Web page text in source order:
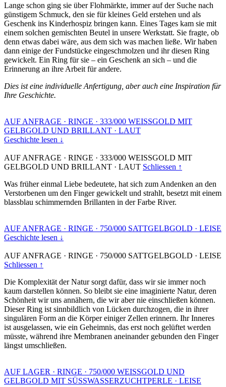
Lange schon ging sie über Flohmärkte, immer auf der Suche nach
günstigem Schmuck, den sie für kleines Geld erstehen und als
Geschenk ins Kinderhospiz bringen kann. Eines Tages kam sie mit
einem solchen gemischten Beutel in unsere Werkstatt. Sie fragte, ob
denn etwas dabei wäre, aus dem sich was machen ließe. Wir haben
dann einige der Fundstücke eingeschmolzen und ihr diesen Ring
gewickelt. Ein Ring für sie – ein Geschenk an sich – und die
Erinnerung an ihre Arbeit für andere.
Dies ist eine individuelle Anfertigung, aber auch eine Inspiration für
Ihre Geschichte.
AUF ANFRAGE · RINGE · 333/000 WEISSGOLD MIT
GELBGOLD UND BRILLANT · LAUT
Geschichte lesen ↓
AUF ANFRAGE · RINGE · 333/000 WEISSGOLD MIT
GELBGOLD UND BRILLANT · LAUT Schliessen ↑
Was früher einmal Liebe bedeutete, hat sich zum Andenken an den
Verstorbenen um den Finger gewickelt und strahlt, besetzt mit einem
blassblau schimmernden Brillanten in der Farbe River.
AUF ANFRAGE · RINGE · 750/000 SATTGELBGOLD · LEISE
Geschichte lesen ↓
AUF ANFRAGE · RINGE · 750/000 SATTGELBGOLD · LEISE
Schliessen ↑
Die Komplexität der Natur sorgt dafür, dass wir sie immer noch
kaum darstellen können. So bleibt sie eine imaginierte Natur, deren
Schönheit wir uns annähern, die wir aber nie einschließen können.
Dieser Ring ist sinnbildlich von Lücken durchzogen, die in ihrer
singulären Form an die Körper einiger Zellen erinnern. Ihr Inneres
ist ausgelassen, wie ein Geheimnis, das erst noch gelüftet werden
müsste, während ihre Membranen aneinander gebunden den Finger
längst umschließen.
AUF LAGER · RINGE · 750/000 WEISSGOLD UND
GELBGOLD MIT SÜSSWASSERZUCHTPERLE · LEISE